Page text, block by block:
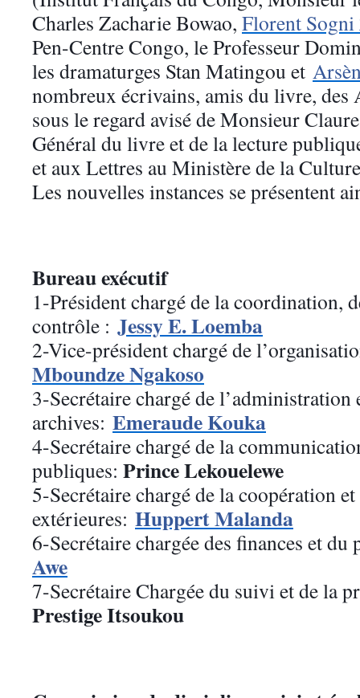
Charles Zacharie Bowao, Florent Sogni
Pen-Centre Congo, le Professeur
les dramaturges Stan Matingou et
nombreux écrivains, amis du livre, des
sous le regard avisé de Monsieur
Général du livre et de la lecture
et aux Lettres au Ministère de la
Les nouvelles instances se présentent
Bureau exécutif
1-Président chargé de la coordination,
contrôle : Jessy E. Loemba
2-Vice-président chargé de
Mboundze Ngakoso
3-Secrétaire chargé de l’administration
archives: Emeraude Kouka
4-Secrétaire chargé de la
publiques: Prince Lekouelewe
5-Secrétaire chargé de la coopération
extérieures: Huppert Malanda
6-Secrétaire chargée des finances et
Awe
7-Secrétaire Chargée du suivi et de la
Prestige Itsoukou